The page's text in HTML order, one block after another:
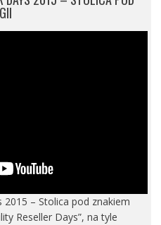
– Stolica pod znakiem
Reseller Days”, na tyle